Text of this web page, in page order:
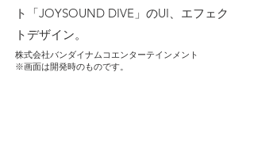
ト「JOYSOUND DIVE」のUI、エフェク
トデザイン。
株式会社バンダイナムコエンターテインメント
※画面は開発時のものです。